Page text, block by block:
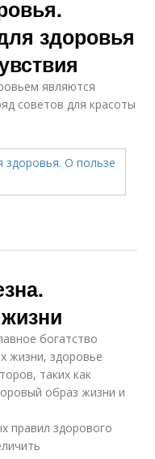
здоровья
являются
советов для красоты
богатство
жизни, здоровье
таких как
образ жизни и
правил здорового